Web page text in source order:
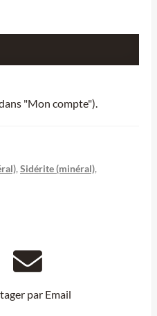
"Mon compte").
, Sidérite (minéral),
par Email